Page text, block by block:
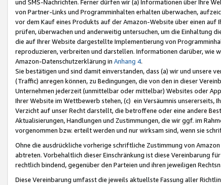
und SMS-Nachrichten. Ferner dürfen wir (a) Informationen über Ihre
von Partner-Links und Programminhalten erhalten überwachen,
vor dem Kauf eines Produkts auf der Amazon-Website über einen
prüfen, überwachen und anderweitig untersuchen, um die Einhaltung
die auf Ihrer Website dargestellte Implementierung von
reproduzieren, verbreiten und darstellen. Informationen darüber, wie
Amazon-Datenschutzerklärung in Anhang 4.
Sie bestätigen und sind damit einverstanden, dass (a) wir und
(Traffic) anregen können, zu Bedingungen, die von den in dieser
Unternehmen jederzeit (unmittelbar oder mittelbar) Websites oder
Ihrer Website im Wettbewerb stehen, (c) ein Versäumnis unsererseits,
Verzicht auf unser Recht darstellt, die betroffene oder eine andere
Aktualisierungen, Handlungen und Zustimmungen, die wir ggf. im
vorgenommen bzw. erteilt werden und nur wirksam sind, wenn sie
Ohne die ausdrückliche vorherige schriftliche Zustimmung von
abtreten. Vorbehaltlich dieser Einschränkung ist diese Vereinbarung
rechtlich bindend, gegenüber den Parteien und ihren jeweiligen
Diese Vereinbarung umfasst die jeweils aktuellste Fassung aller